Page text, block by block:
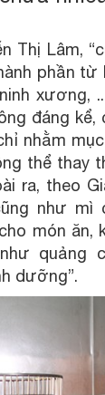
Thị Lâm,
phần từ
xương,
đáng
nhằm
thể thay
ra, theo
như mì
món ăn,
quảng
dưỡng”.